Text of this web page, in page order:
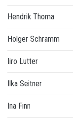
Hendrik Thoma
Holger Schramm
Iiro Lutter
Ilka Seitner
Ina Finn